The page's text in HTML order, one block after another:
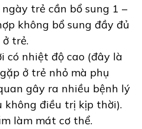
trẻ cần bổ sung 1 –
không bổ sung đầy đủ
ở trẻ.
có nhiệt độ cao (đây là
ở trẻ nhỏ mà phụ
gây ra nhiều bệnh lý
không điều trị kịp thời).
làm mát cơ thể.